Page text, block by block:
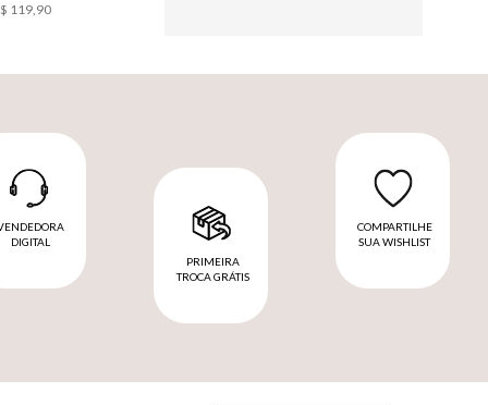
119,90
DIGITAL
PRIMEIRA
TROCA GRÁTIS
COMPARTILHE
SUA WISHLIST